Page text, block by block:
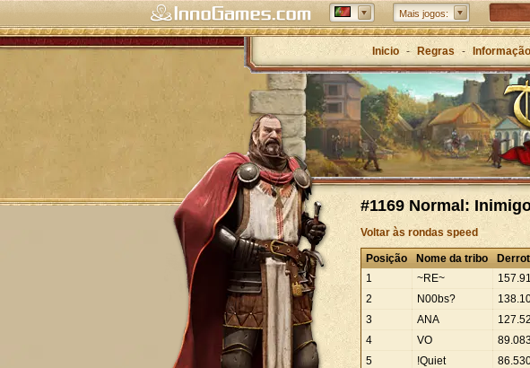
Mais jogos: Tribal
Forge
Inicio - Regras -
#1169 Normal:
Voltar às rondas speed
Posição Nome da tribo
1
~RE~ 157.
2
N00bs? 138.
3
ANA 127.
4
VO 89.
5
!Quiet 86.